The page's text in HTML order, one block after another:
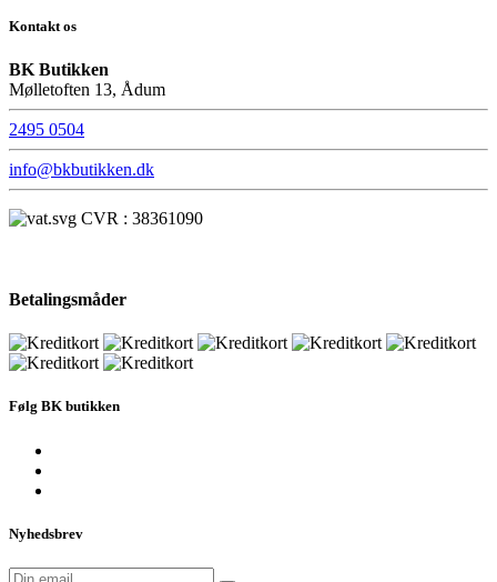
Kontakt os
BK Butikken
Mølletoften 13, Ådum
2495 0504
info@bkbutikken.dk
CVR : 38361090
Betalingsmåder
Følg BK butikken
Nyhedsbrev